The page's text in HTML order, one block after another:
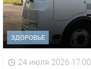
ЗДОРОВЬЕ
24 июля 2026 17:00